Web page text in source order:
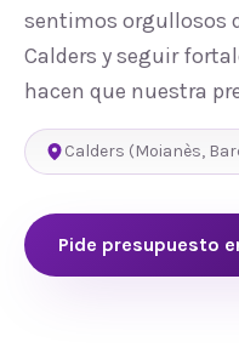
sentimos orgullosos
Calders y seguir
hacen que nuestra
Calders (Moianès,
Pide presupuesto